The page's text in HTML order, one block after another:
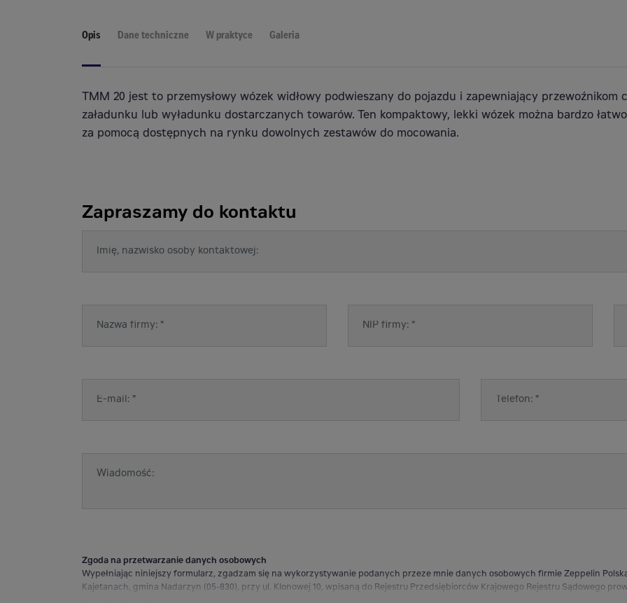
Opis Dane techniczne W praktyce Galeria
TMM 20 jest to przemysłowy wózek widłowy podwieszany do pojazdu i zapewniający przewoźnikom
załadunku lub wyładunku dostarczanych towarów. Ten kompaktowy, lekki wózek można bardzo
za pomocą dostępnych na rynku dowolnych zestawów do mocowania.
Zapraszamy do kontaktu
Zgoda na przetwarzanie danych osobowych
Wypełniając niniejszy formularz, zgadzam się na wykorzystywanie podanych przeze mnie danych osobowych firmie Zeppelin
Kajetanach, gmina Nadarzyn (05-830), przy ul. Klonowej 10, wpisaną do Rejestru Przedsiębiorców Krajowego Rejestru Sądowego